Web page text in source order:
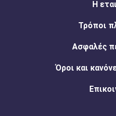
Η
Τρόποι
Ασφαλές
Όροι και